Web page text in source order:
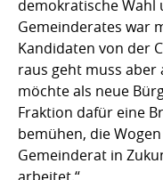
demokratische Wahl
Gemeinderates war
Kandidaten von der
raus geht muss aber
möchte als neue
Fraktion dafür eine
bemühen, die
Gemeinderat in